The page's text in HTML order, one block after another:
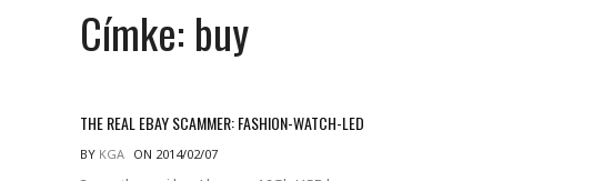
Címke: buy
THE REAL EBAY SCAMMER: FASHION-WATCH-LED
BY KGA ON 2014/02/07